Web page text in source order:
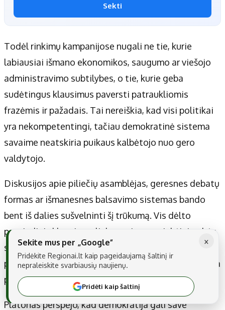
Sekti
Todėl rinkimų kampanijose nugali ne tie, kurie
labiausiai išmano ekonomikos, saugumo ar viešojo
administravimo subtilybes, o tie, kurie geba
sudėtingus klausimus paversti patraukliomis
frazėmis ir pažadais. Tai nereiškia, kad visi politikai
yra nekompetentingi, tačiau demokratinė sistema
savaime neatskiria puikaus kalbėtojo nuo gero
valdytojo.
Diskusijos apie piliečių asamblėjas, geresnes debatų
formas ar išmanesnes balsavimo sistemas bando
bent iš dalies sušvelninti šį trūkumą. Vis dėlto
pagrindinis klausimas lieka atviras: ar rinkėjai gebės
sąmoningai pasirinkti žinias vietoje charizmos, kai
pati mūsų prigimtis linkusi pasitikėti tais, kurie kalba
paprastai ir užtikrintai?
Platonas perspėjo, kad demokratija gali save
×
Sekite mus per „Google“
Pridėkite Regionai.lt kaip pageidaujamą šaltinį ir
nepraleiskite svarbiausių naujienų.
Pridėti kaip šaltinį